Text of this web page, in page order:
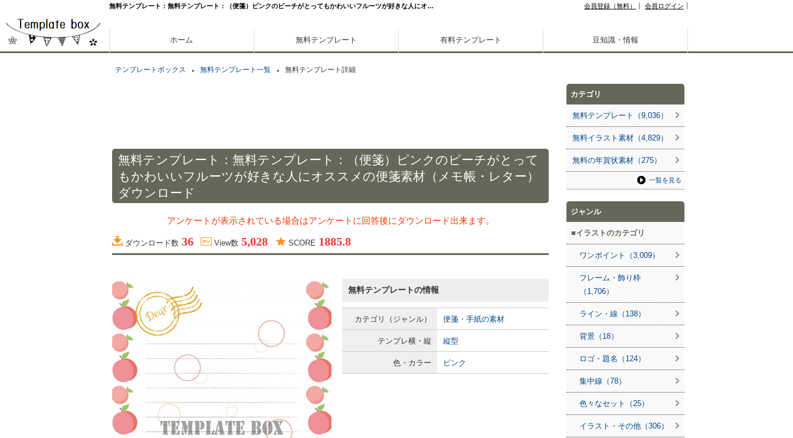
無料テンプレート：無料テンプレート：（便箋）ピンクのピーチがとってもかわいいフルーツが好きな人にオ… 会員登録（無料） 会員ログイン
ホーム 無料テンプレート 有料テンプレート 豆知識・情報
テンプレートボックス 無料テンプレート一覧 無料テンプレート詳細
無料テンプレート：無料テンプレート：（便箋）ピンクのピーチがとって
もかわいいフルーツが好きな人にオススメの便箋素材（メモ帳・レター）
ダウンロード
アンケートが表示されている場合はアンケートに回答後にダウンロード出来ます。
ダウンロード数 36 View数 5,028 SCORE 1885.8
無料テンプレートの情報
カテゴリ（ジャンル） 便箋・手紙の素材
テンプレ横・縦 縦型
色・カラー ピンク
カテゴリ
無料テンプレート（9,036）
無料イラスト素材（4,829）
無料の年賀状素材（275）
一覧を見る
ジャンル
イラストのカテゴリ
ワンポイント（3,009）
フレーム・飾り枠
（1,706）
ライン・線（138）
背景（18）
ロゴ・題名（124）
集中線（78）
色々なセット（25）
イラスト・その他（306）